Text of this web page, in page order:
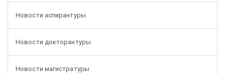
Новости аспирантуры
Новости докторантуры
Новости магистратуры